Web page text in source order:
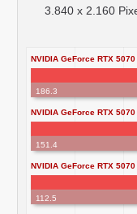
3.840 x 2.160
NVIDIA GeForce RTX 5070
186.3
NVIDIA GeForce RTX 5070
151.4
NVIDIA GeForce RTX 5070
112.5